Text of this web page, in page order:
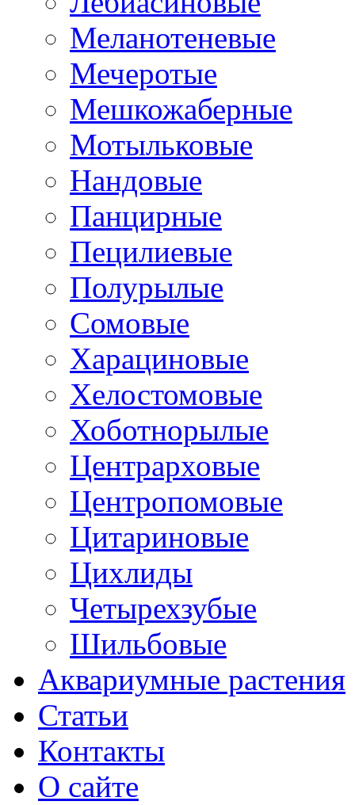
Меланотеневые
Мечеротые
Мешкожаберные
Мотыльковые
Нандовые
Панцирные
Пецилиевые
Полурылые
Сомовые
Харациновые
Хелостомовые
Хоботнорылые
Центрарховые
Центропомовые
Цитариновые
Цихлиды
Четырехзубые
Шильбовые
Аквариумные растения
Статьи
Контакты
О сайте